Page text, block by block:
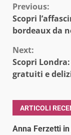
Continue
Reading
Previous:
Scopri
bordeaux da
Next:
Scopri
gratuiti e
ARTICOLI
Anna Ferzetti